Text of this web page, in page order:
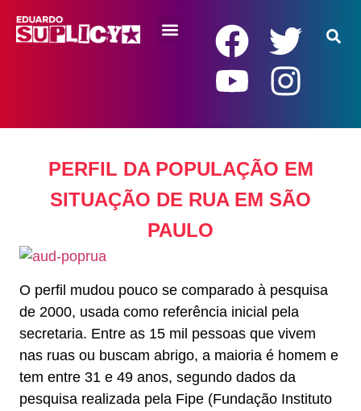
PERFIL DA POPULAÇÃO EM
SITUAÇÃO DE RUA EM SÃO
PAULO
O perfil mudou pouco se comparado à pesquisa
de 2000, usada como referência inicial pela
secretaria. Entre as 15 mil pessoas que vivem
nas ruas ou buscam abrigo, a maioria é homem e
tem entre 31 e 49 anos, segundo dados da
pesquisa realizada pela Fipe (Fundação Instituto